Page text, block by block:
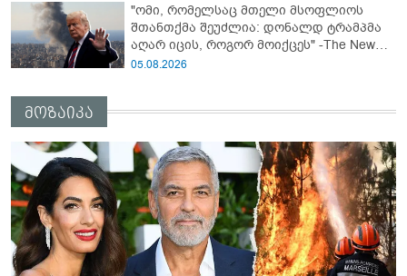
"ომი, რომელსაც მთელი მსოფლიოს
შთანთქმა შეუძლია: დონალდ ტრამპმა
აღარ იცის, როგორ მოიქცეს" -The New
York Times
05.08.2026
მოზაიკა